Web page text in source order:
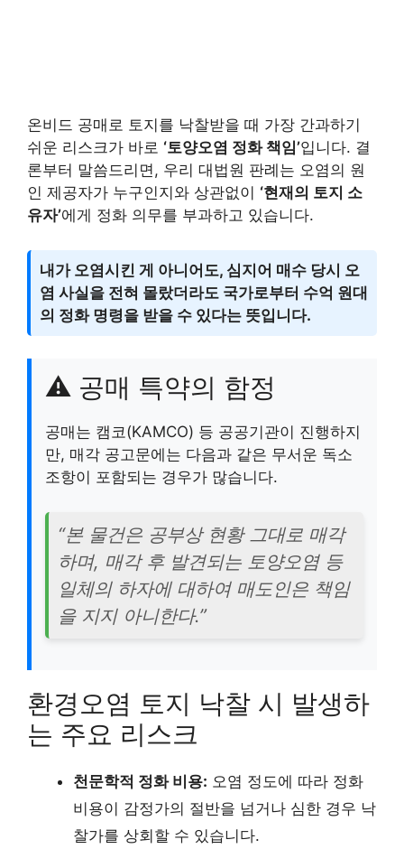
온비드 공매로 토지를 낙찰받을 때 가장 간과하기
쉬운 리스크가 바로 ‘토양오염 정화 책임’입니다. 결
론부터 말씀드리면, 우리 대법원 판례는 오염의 원
인 제공자가 누구인지와 상관없이 ‘현재의 토지 소
유자’에게 정화 의무를 부과하고 있습니다.
내가 오염시킨 게 아니어도, 심지어 매수 당시 오
염 사실을 전혀 몰랐더라도 국가로부터 수억 원대
의 정화 명령을 받을 수 있다는 뜻입니다.
⚠️ 공매 특약의 함정
공매는 캠코(KAMCO) 등 공공기관이 진행하지
만, 매각 공고문에는 다음과 같은 무서운 독소
조항이 포함되는 경우가 많습니다.
“본 물건은 공부상 현황 그대로 매각
하며, 매각 후 발견되는 토양오염 등
일체의 하자에 대하여 매도인은 책임
을 지지 아니한다.”
환경오염 토지 낙찰 시 발생하
는 주요 리스크
천문학적 정화 비용: 오염 정도에 따라 정화
비용이 감정가의 절반을 넘거나 심한 경우 낙
찰가를 상회할 수 있습니다.